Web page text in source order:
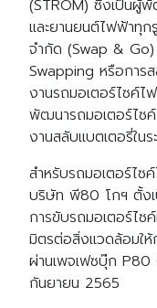
(STROM) ซึ่งเป็นผู้
และยานยนต์ไฟฟ้าทุ
จำกัด (Swap &
Swapping หรือการ
งานรถมอเตอร์ไซค์
พัฒนารถมอเตอร์ไซ
งานสลับแบตเตอรี่ใ
สำหรับรถมอเตอร์ไ
บริษัท พี80 โกฯ ตั้งเ
การขับรถมอเตอร์ไซ
มิตรต่อสิ่งแวดล้อมให้
ผ่านเพจเฟซบุ๊ก
กันยายน 2565